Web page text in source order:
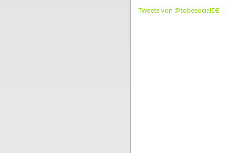
Tweets von @tobesocialDE